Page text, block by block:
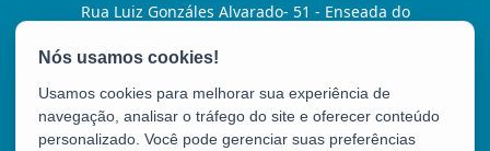
Rua Luiz Gonzáles Alvarado- 51 - Enseada do
CEP: 29050-380 - Vitória / ES
E-mail:comunicacao@secult.es.gov.br
Usamos cookies para melhorar sua experiência de
navegação, analisar o tráfego do site e oferecer conteúdo
personalizado. Você pode gerenciar suas preferências